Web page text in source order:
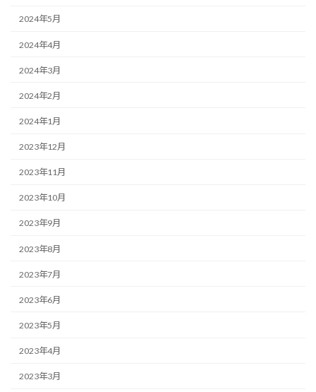
2024年5月
2024年4月
2024年3月
2024年2月
2024年1月
2023年12月
2023年11月
2023年10月
2023年9月
2023年8月
2023年7月
2023年6月
2023年5月
2023年4月
2023年3月